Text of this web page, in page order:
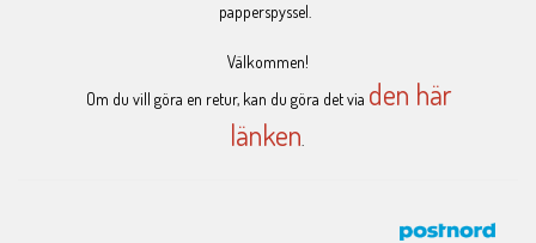
papperspyssel.
Välkommen!
Om du vill göra en retur, kan du göra det via den här
länken.